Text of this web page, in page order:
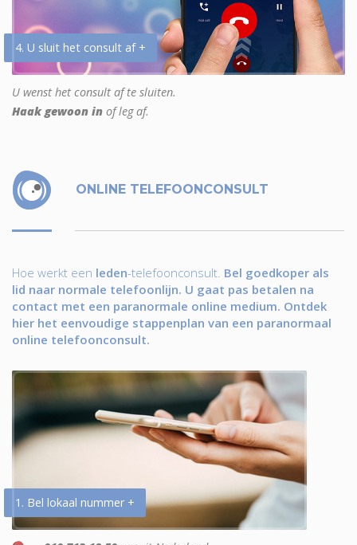
4. U sluit het consult af +
U wenst het consult af te sluiten.
Haak gewoon in of leg af.
ONLINE TELEFOONCONSULT
Hoe werkt een leden-telefoonconsult. Bel goedkoper als
lid naar normale telefoonlijn. U gaat pas betalen na
contact met een paranormale online medium. Ontdek
hier het eenvoudige stappenplan van een paranormaal
online telefoonconsult.
1. Bel lokaal nummer +